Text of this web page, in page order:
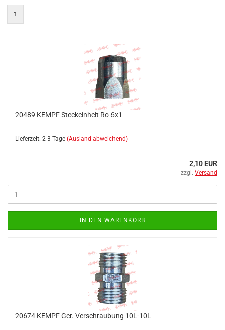
1
20489 KEMPF Steckeinheit Ro 6x1
Lieferzeit: 2-3 Tage (Ausland abweichend)
2,10 EUR
zzgl. Versand
IN DEN WARENKORB
20674 KEMPF Ger. Verschraubung 10L-10L